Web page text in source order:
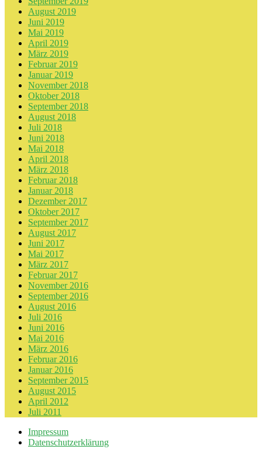
August 2019
Juni 2019
Mai 2019
April 2019
März 2019
Februar 2019
Januar 2019
November 2018
Oktober 2018
September 2018
August 2018
Juli 2018
Juni 2018
Mai 2018
April 2018
März 2018
Februar 2018
Januar 2018
Dezember 2017
Oktober 2017
September 2017
August 2017
Juni 2017
Mai 2017
März 2017
Februar 2017
November 2016
September 2016
August 2016
Juli 2016
Juni 2016
Mai 2016
März 2016
Februar 2016
Januar 2016
September 2015
August 2015
April 2012
Juli 2011
Impressum
Datenschutzerklärung